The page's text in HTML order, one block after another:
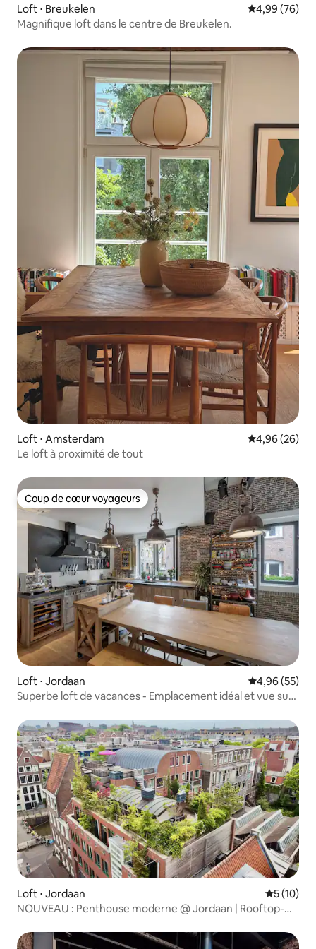
Loft ⋅ Breukelen Évaluation
4,99 (76)
Magnifique loft dans le centre de Breukelen.
Loft ⋅ Amsterdam Évaluation
4,96 (26)
Le loft à proximité de tout
Coup de cœur voyageurs
Coup de cœur voyageurs
Loft ⋅ Jordaan Évaluation
4,96 (55)
Superbe loft de vacances - Emplacement idéal et vue sur
Loft ⋅ Jordaan
5 (10)
NOUVEAU : Penthouse moderne @ Jordaan | Rooftop-